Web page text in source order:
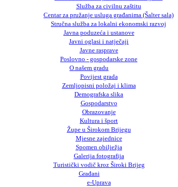
Služba za civilnu zaštitu
Centar za pružanje usluga građanima (Šalter sala)
Stručna služba za lokalni ekonomski razvoj
Javna poduzeća i ustanove
Javni oglasi i natječaji
Javne rasprave
Poslovno - gospodarske zone
O našem gradu
Povijest grada
Zemljopisni položaj i klima
Demografska slika
Gospodarstvo
Obrazovanje
Kultura i šport
Župe u Širokom Brijegu
Mjesne zajednice
Spomen obilježja
Galerija fotografija
Turistički vodič kroz Široki Brijeg
Građani
e-Uprava